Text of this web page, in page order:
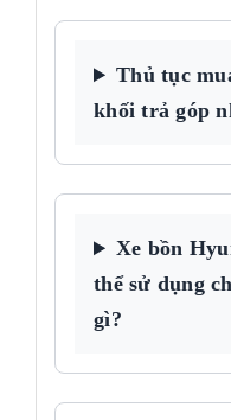
Thủ tục
khối trả góp
Xe bồn
thể sử dụng
gì?